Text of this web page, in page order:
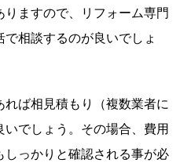
ますので、リフォーム専門
相談するのが良いでしょ
ば相見積もり（複数業者に
でしょう。その場合、費用
しっかりと確認される事が必